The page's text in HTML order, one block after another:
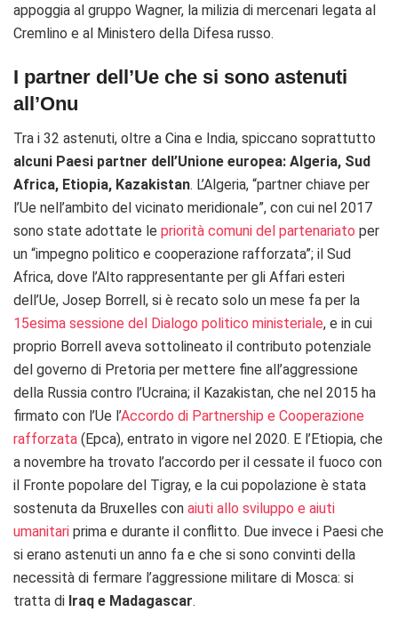
appoggia al gruppo Wagner, la milizia di mercenari legata al
Cremlino e al Ministero della Difesa russo.
I partner dell’Ue che si sono astenuti
all’Onu
Tra i 32 astenuti, oltre a Cina e India, spiccano soprattutto
alcuni Paesi partner dell’Unione europea: Algeria, Sud
Africa, Etiopia, Kazakistan. L’Algeria, “partner chiave per
l’Ue nell’ambito del vicinato meridionale”, con cui nel 2017
sono state adottate le priorità comuni del partenariato per
un “impegno politico e cooperazione rafforzata”; il Sud
Africa, dove l’Alto rappresentante per gli Affari esteri
dell’Ue, Josep Borrell, si è recato solo un mese fa per la
15esima sessione del Dialogo politico ministeriale, e in cui
proprio Borrell aveva sottolineato il contributo potenziale
del governo di Pretoria per mettere fine all’aggressione
della Russia contro l’Ucraina; il Kazakistan, che nel 2015 ha
firmato con l’Ue l’Accordo di Partnership e Cooperazione
rafforzata (Epca), entrato in vigore nel 2020. E l’Etiopia, che
a novembre ha trovato l’accordo per il cessate il fuoco con
il Fronte popolare del Tigray, e la cui popolazione è stata
sostenuta da Bruxelles con aiuti allo sviluppo e aiuti
umanitari prima e durante il conflitto. Due invece i Paesi che
si erano astenuti un anno fa e che si sono convinti della
necessità di fermare l’aggressione militare di Mosca: si
tratta di Iraq e Madagascar.